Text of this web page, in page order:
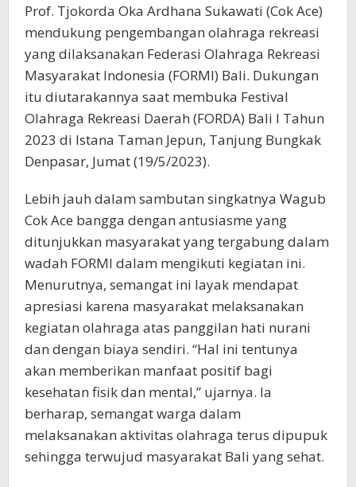
Prof. Tjokorda Oka Ardhana Sukawati (Cok Ace)
mendukung pengembangan olahraga rekreasi
yang dilaksanakan Federasi Olahraga Rekreasi
Masyarakat Indonesia (FORMI) Bali. Dukungan
itu diutarakannya saat membuka Festival
Olahraga Rekreasi Daerah (FORDA) Bali I Tahun
2023 di Istana Taman Jepun, Tanjung Bungkak
Denpasar, Jumat (19/5/2023).
Lebih jauh dalam sambutan singkatnya Wagub
Cok Ace bangga dengan antusiasme yang
ditunjukkan masyarakat yang tergabung dalam
wadah FORMI dalam mengikuti kegiatan ini.
Menurutnya, semangat ini layak mendapat
apresiasi karena masyarakat melaksanakan
kegiatan olahraga atas panggilan hati nurani
dan dengan biaya sendiri. “Hal ini tentunya
akan memberikan manfaat positif bagi
kesehatan fisik dan mental,” ujarnya. Ia
berharap, semangat warga dalam
melaksanakan aktivitas olahraga terus dipupuk
sehingga terwujud masyarakat Bali yang sehat.